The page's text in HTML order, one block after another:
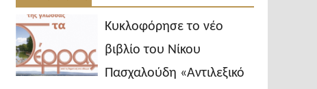
Κυκλοφόρησε το νέο
βιβλίο του Νίκου
Πασχαλούδη «Αντιλεξικό